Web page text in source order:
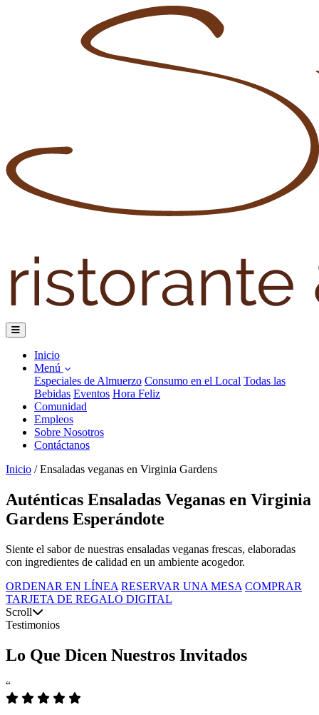
Inicio
Menú
Especiales de Almuerzo Consumo en el Local Todas las
Bebidas Eventos Hora Feliz
Comunidad
Empleos
Sobre Nosotros
Contáctanos
Inicio / Ensaladas veganas en Virginia Gardens
Auténticas Ensaladas Veganas en Virginia
Gardens Esperándote
Siente el sabor de nuestras ensaladas veganas frescas, elaboradas
con ingredientes de calidad en un ambiente acogedor.
ORDENAR EN LÍNEA RESERVAR UNA MESA COMPRAR
TARJETA DE REGALO DIGITAL
Scroll
Testimonios
Lo Que Dicen Nuestros Invitados
“